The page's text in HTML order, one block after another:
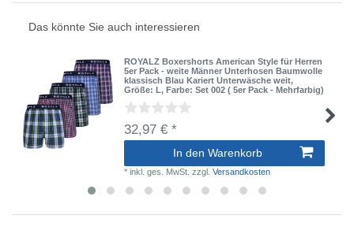
Das könnte Sie auch interessieren
ROYALZ Boxershorts American Style für Herren
5er Pack - weite Männer Unterhosen Baumwolle
klassisch Blau Kariert Unterwäsche weit,
Größe: L, Farbe: Set 002 ( 5er Pack - Mehrfarbig)
32,97 € *
In den Warenkorb
*inkl. ges. MwSt. zzgl.Versandkosten